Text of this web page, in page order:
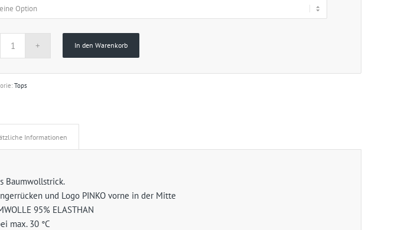
In den Warenkorb
Tops
Informationen
Baumwollstrick.
und Logo PINKO vorne in der Mitte
95% ELASTHAN
max. 30 °C